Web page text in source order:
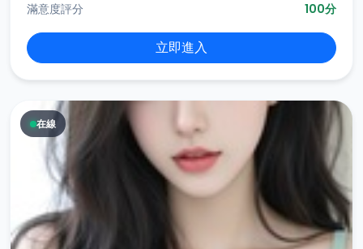
滿意度評分
100分
立即進入
在線